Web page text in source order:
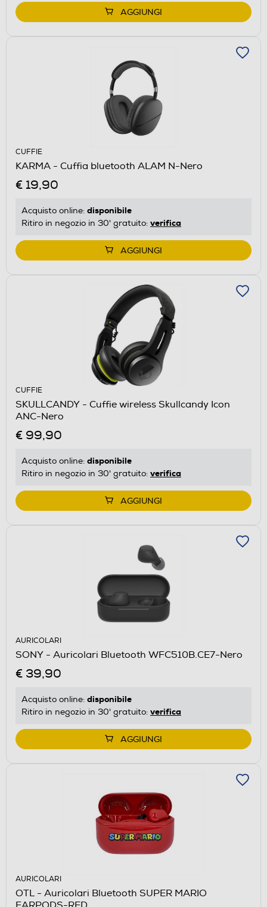
AGGIUNGI
CUFFIE
KARMA - Cuffia bluetooth ALAM N-Nero
€ 19,90
Acquisto online: disponibile
Ritiro in negozio in 30' gratuito: verifica
AGGIUNGI
CUFFIE
SKULLCANDY - Cuffie wireless Skullcandy Icon
ANC-Nero
€ 99,90
Acquisto online: disponibile
Ritiro in negozio in 30' gratuito: verifica
AGGIUNGI
AURICOLARI
SONY - Auricolari Bluetooth WFC510B.CE7-Nero
€ 39,90
Acquisto online: disponibile
Ritiro in negozio in 30' gratuito: verifica
AGGIUNGI
AURICOLARI
OTL - Auricolari Bluetooth SUPER MARIO